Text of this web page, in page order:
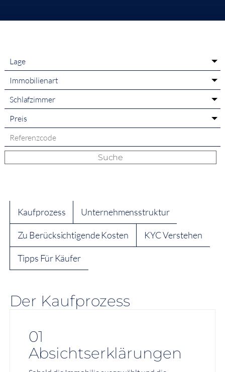
Lage
Immobilienart
Schlafzimmer
Preis
Suche
Kaufprozess Unternehmensstruktur
Zu Berücksichtigende Kosten KYC Verstehen
Tipps Für Käufer
Der Kaufprozess
01
Absichtserklärungen